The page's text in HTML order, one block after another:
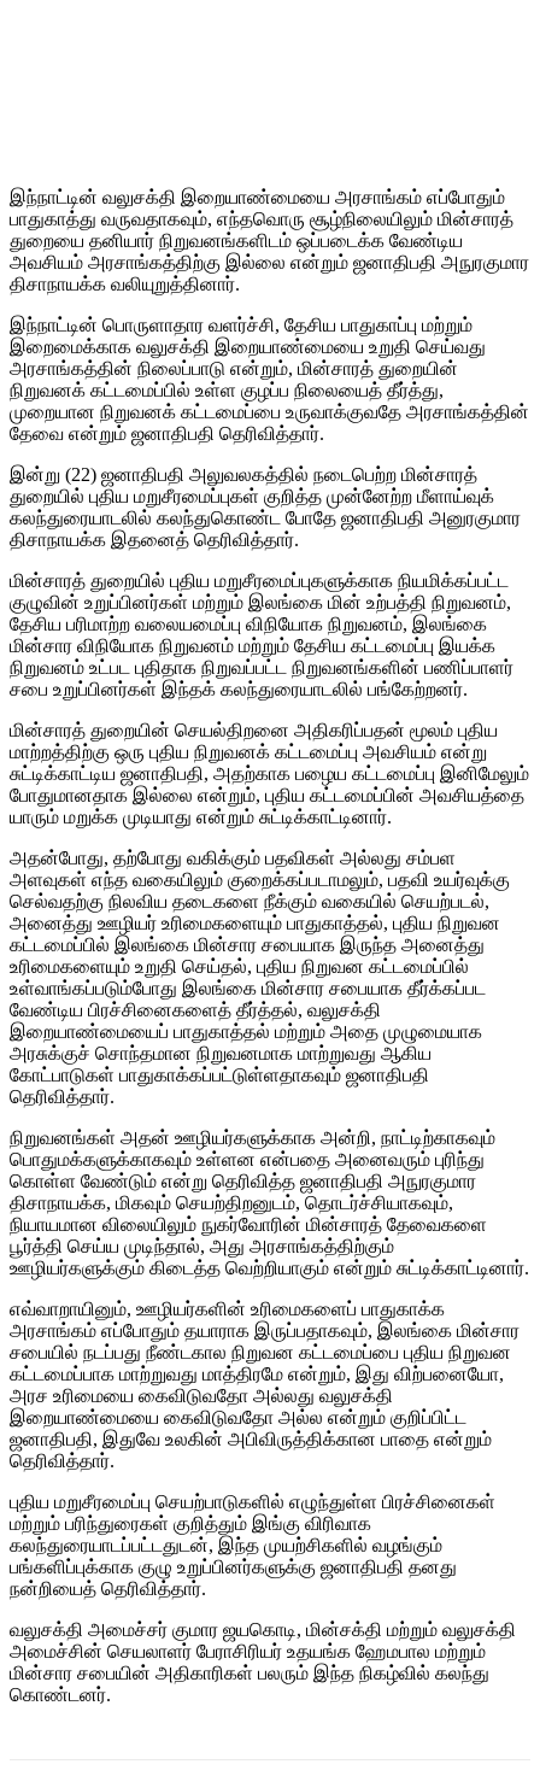
இந்நாட்டின் வலுசக்தி இறையாண்மையை அரசாங்கம் எப்போதும்
பாதுகாத்து வருவதாகவும், எந்தவொரு சூழ்நிலையிலும் மின்சாரத்
துறையை தனியார் நிறுவனங்களிடம் ஒப்படைக்க வேண்டிய
அவசியம் அரசாங்கத்திற்கு இல்லை என்றும் ஜனாதிபதி அநுரகுமார
திசாநாயக்க வலியுறுத்தினார்.
இந்நாட்டின் பொருளாதார வளர்ச்சி, தேசிய பாதுகாப்பு மற்றும்
இறைமைக்காக வலுசக்தி இறையாண்மையை உறுதி செய்வது
அரசாங்கத்தின் நிலைப்பாடு என்றும், மின்சாரத் துறையின்
நிறுவனக் கட்டமைப்பில் உள்ள குழப்ப நிலையைத் தீர்த்து,
முறையான நிறுவனக் கட்டமைப்பை உருவாக்குவதே அரசாங்கத்தின்
தேவை என்றும் ஜனாதிபதி தெரிவித்தார்.
இன்று (22) ஜனாதிபதி அலுவலகத்தில் நடைபெற்ற மின்சாரத்
துறையில் புதிய மறுசீரமைப்புகள் குறித்த முன்னேற்ற மீளாய்வுக்
கலந்துரையாடலில் கலந்துகொண்ட போதே ஜனாதிபதி அனுரகுமார
திசாநாயக்க இதனைத் தெரிவித்தார்.
மின்சாரத் துறையில் புதிய மறுசீரமைப்புகளுக்காக நியமிக்கப்பட்ட
குழுவின் உறுப்பினர்கள் மற்றும் இலங்கை மின் உற்பத்தி நிறுவனம்,
தேசிய பரிமாற்ற வலையமைப்பு விநியோக நிறுவனம், இலங்கை
மின்சார விநியோக நிறுவனம் மற்றும் தேசிய கட்டமைப்பு இயக்க
நிறுவனம் உட்பட புதிதாக நிறுவப்பட்ட நிறுவனங்களின் பணிப்பாளர்
சபை உறுப்பினர்கள் இந்தக் கலந்துரையாடலில் பங்கேற்றனர்.
மின்சாரத் துறையின் செயல்திறனை அதிகரிப்பதன் மூலம் புதிய
மாற்றத்திற்கு ஒரு புதிய நிறுவனக் கட்டமைப்பு அவசியம் என்று
சுட்டிக்காட்டிய ஜனாதிபதி, அதற்காக பழைய கட்டமைப்பு இனிமேலும்
போதுமானதாக இல்லை என்றும், புதிய கட்டமைப்பின் அவசியத்தை
யாரும் மறுக்க முடியாது என்றும் சுட்டிக்காட்டினார்.
அதன்போது, தற்போது வகிக்கும் பதவிகள் அல்லது சம்பள
அளவுகள் எந்த வகையிலும் குறைக்கப்படாமலும், பதவி உயர்வுக்கு
செல்வதற்கு நிலவிய தடைகளை நீக்கும் வகையில் செயற்படல்,
அனைத்து ஊழியர் உரிமைகளையும் பாதுகாத்தல், புதிய நிறுவன
கட்டமைப்பில் இலங்கை மின்சார சபையாக இருந்த அனைத்து
உரிமைகளையும் உறுதி செய்தல், புதிய நிறுவன கட்டமைப்பில்
உள்வாங்கப்படும்போது இலங்கை மின்சார சபையாக தீர்க்கப்பட
வேண்டிய பிரச்சினைகளைத் தீர்த்தல், வலுசக்தி
இறையாண்மையைப் பாதுகாத்தல் மற்றும் அதை முழுமையாக
அரசுக்குச் சொந்தமான நிறுவனமாக மாற்றுவது ஆகிய
கோட்பாடுகள் பாதுகாக்கப்பட்டுள்ளதாகவும் ஜனாதிபதி
தெரிவித்தார்.
நிறுவனங்கள் அதன் ஊழியர்களுக்காக அன்றி, நாட்டிற்காகவும்
பொதுமக்களுக்காகவும் உள்ளன என்பதை அனைவரும் புரிந்து
கொள்ள வேண்டும் என்று தெரிவித்த ஜனாதிபதி அநுரகுமார
திசாநாயக்க, மிகவும் செயற்திறனுடம், தொடர்ச்சியாகவும்,
நியாயமான விலையிலும் நுகர்வோரின் மின்சாரத் தேவைகளை
பூர்த்தி செய்ய முடிந்தால், அது அரசாங்கத்திற்கும்
ஊழியர்களுக்கும் கிடைத்த வெற்றியாகும் என்றும் சுட்டிக்காட்டினார்.
எவ்வாறாயினும், ஊழியர்களின் உரிமைகளைப் பாதுகாக்க
அரசாங்கம் எப்போதும் தயாராக இருப்பதாகவும், இலங்கை மின்சார
சபையில் நடப்பது நீண்டகால நிறுவன கட்டமைப்பை புதிய நிறுவன
கட்டமைப்பாக மாற்றுவது மாத்திரமே என்றும், இது விற்பனையோ,
அரச உரிமையை கைவிடுவதோ அல்லது வலுசக்தி
இறையாண்மையை கைவிடுவதோ அல்ல என்றும் குறிப்பிட்ட
ஜனாதிபதி, இதுவே உலகின் அபிவிருத்திக்கான பாதை என்றும்
தெரிவித்தார்.
புதிய மறுசீரமைப்பு செயற்பாடுகளில் எழுந்துள்ள பிரச்சினைகள்
மற்றும் பரிந்துரைகள் குறித்தும் இங்கு விரிவாக
கலந்துரையாடப்பட்டதுடன், இந்த முயற்சிகளில் வழங்கும்
பங்களிப்புக்காக குழு உறுப்பினர்களுக்கு ஜனாதிபதி தனது
நன்றியைத் தெரிவித்தார்.
வலுசக்தி அமைச்சர் குமார ஜயகொடி, மின்சக்தி மற்றும் வலுசக்தி
அமைச்சின் செயலாளர் பேராசிரியர் உதயங்க ஹேமபால மற்றும்
மின்சார சபையின் அதிகாரிகள் பலரும் இந்த நிகழ்வில் கலந்து
கொண்டனர்.